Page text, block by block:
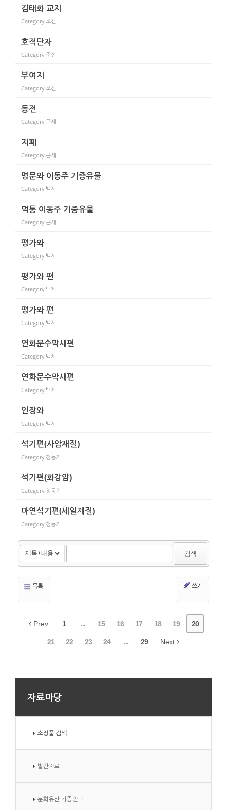
김태화 교지
Category조선
호적단자
Category조선
부여지
Category조선
동전
Category근세
지폐
Category근세
명문와 이동주 기증유물
Category 백제
먹통 이동주 기증유물
Category근세
평가와
Category 백제
평가와 편
Category 백제
평가와 편
Category 백제
연화문수막새편
Category 백제
연화문수막새편
Category 백제
인장와
Category 백제
석기편(사암재질)
Category 청동기
석기편(화강암)
Category 청동기
마연석기편(세일재질)
Category 청동기
검색
목록 쓰기
Prev 1 ... 15 16 17 18 19 20
21 22 23 24 ... 29 Next
자료마당
소장품 검색
발간자료
문화유산 기증안내